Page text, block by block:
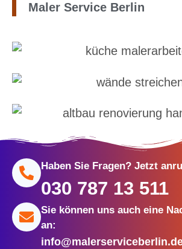
Maler Service Berlin
Haben Sie Fragen? Jetzt
030 787 13 511
Sie können uns auch eine
an: